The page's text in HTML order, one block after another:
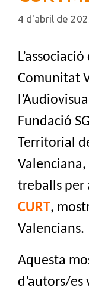
4 d'abril de
Comunitat
Fundació
Territorial
treballs per
CURT,
Valencians.
Aquesta
d’autors/es